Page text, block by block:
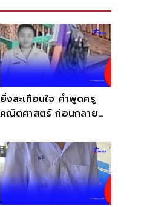
ยิ่งสะเทือนใจ คำพูดครู
คณิตศาสตร์ ก่อนกลาย